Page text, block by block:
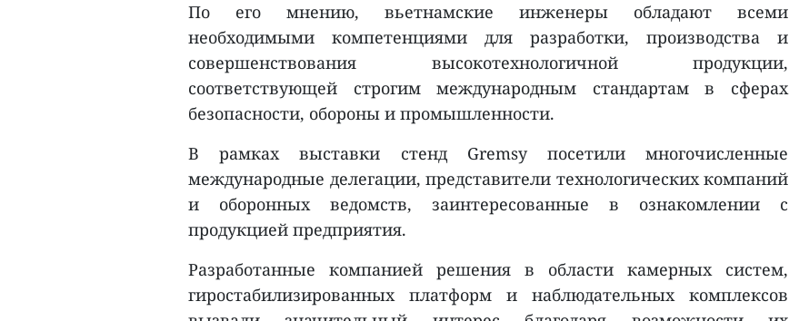
По его мнению, вьетнамские инженеры обладают всеми
необходимыми компетенциями для разработки, производства и
совершенствования высокотехнологичной продукции,
соответствующей строгим международным стандартам в сферах
безопасности, обороны и промышленности.
В рамках выставки стенд Gremsy посетили многочисленные
международные делегации, представители технологических компаний
и оборонных ведомств, заинтересованные в ознакомлении с
продукцией предприятия.
Разработанные компанией решения в области камерных систем,
гиростабилизированных платформ и наблюдательных комплексов